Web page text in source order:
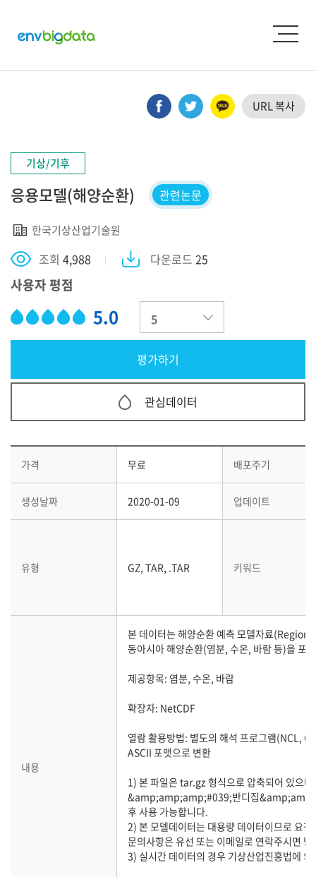
URL 복사
기상/기후
응용모델(해양순환) 관련논문
한국기상산업기술원
조회 4,988 다운로드 25
사용자 평점
5.0
관심데이터
가격 무료 배포주기
생성날짜 2020-01-09 업데이트
유형 GZ, TAR, .TAR 키워드
내용
본 데이터는 해양순환 예측 모델자료
동아시아 해양순환(염분, 수온, 바람 등)을 포
제공항목: 염분, 수온, 바람
확장자: NetCDF
열람 활용방법: 별도의 해석 프로그램(NCL,
ASCII 포맷으로 변환
1) 본 파일은 tar.gz 형식으로 압축되어 있으며
&amp;amp;amp;#039;반디집
후 사용 가능합니다.
2) 본 모델데이터는 대용량 데이터이므로 요
문의사항은 유선 또는 이메일로 연락주시면
3) 실시간 데이터의 경우 기상산업진흥법에